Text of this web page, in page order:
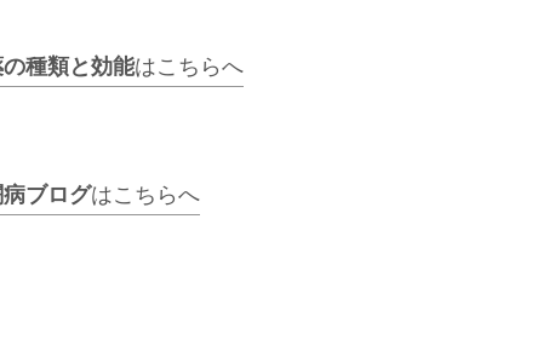
種類と効能はこちらへ
病ブログはこちらへ